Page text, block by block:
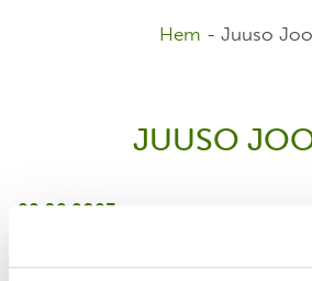
Hem - Juuso
JUUSO
22.02.2023